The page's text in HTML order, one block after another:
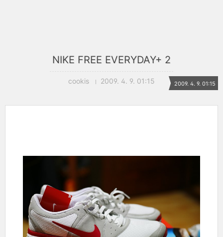
NIKE FREE EVERYDAY+ 2
cookis 2009. 4. 9. 01:15 2009. 4. 9. 01:15